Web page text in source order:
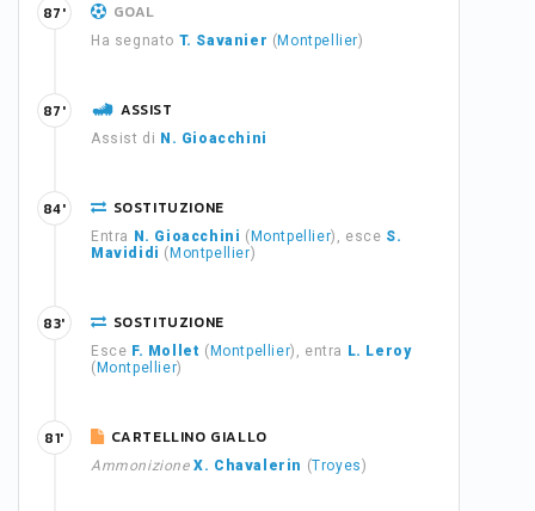
GOAL
Ha segnato T. Savanier ( Montpellier)
87'
ASSIST
Assist di N. Gioacchini
87'
SOSTITUZIONE
Entra N. Gioacchini ( Montpellier), esce S.
Mavididi ( Montpellier)
84'
SOSTITUZIONE
Esce F. Mollet ( Montpellier), entra
L. Leroy
( Montpellier)
83'
CARTELLINO GIALLO
Ammonizione X. Chavalerin (Troyes)
81'